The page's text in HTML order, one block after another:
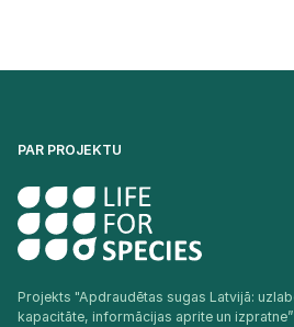
PAR PROJEKTU
Projekts "Apdraudētas sugas Latvijā:
kapacitāte, informācijas aprite un izpratne”